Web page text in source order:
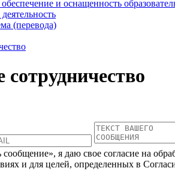
и оснащенность
(перевода)
я даю свое согласие на
и для целей, определенных в